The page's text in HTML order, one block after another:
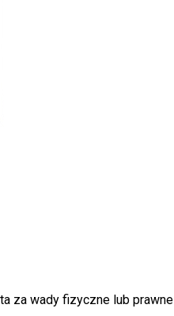
za wady fizyczne lub prawne